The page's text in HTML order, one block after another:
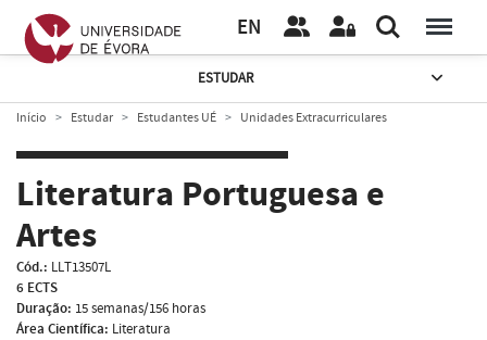
EN
ESTUDAR
Início Estudar Estudantes UÉ Unidades Extracurriculares
Literatura Portuguesa e
Artes
Cód.: LLT13507L
6 ECTS
Duração: 15 semanas/156 horas
Área Científica: Literatura